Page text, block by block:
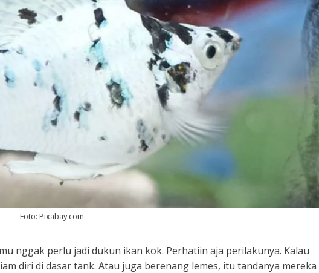
Foto: Pixabay.com
nggak perlu jadi dukun ikan kok. Perhatiin aja perilakunya. Kalau
diri di dasar tank. Atau juga berenang lemes, itu tandanya mereka